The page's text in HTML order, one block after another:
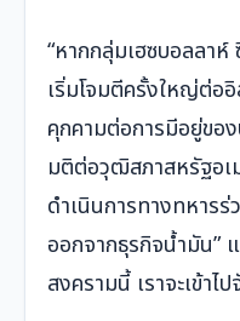
“หากกลุ่มเฮซบอลลา
เริ่มโจมตีครั้งใหญ่ต่อ
คุกคามต่อการมีอยู่ขอ
มติต่อวุฒิสภาสหรัฐอ
ดำเนินการทางทหาร
ออกจากธุรกิจน้ำมัน”
สงครามนี้ เราจะเข้าไ